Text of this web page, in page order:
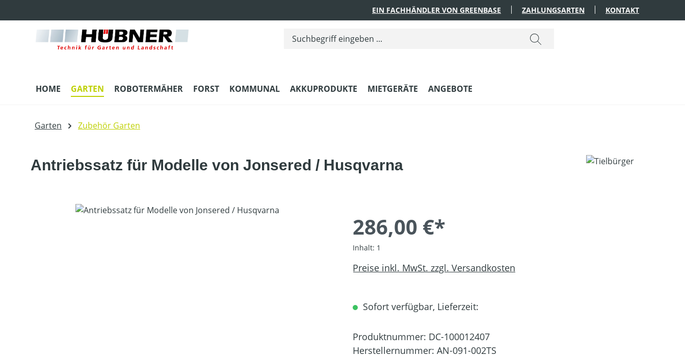
EIN FACHHÄNDLER VON GREENBASE ZAHLUNGSARTEN KONTAKT
HOME GARTEN ROBOTERMÄHER FORST KOMMUNAL AKKUPRODUKTE MIETGERÄTE ANGEBOTE
Garten Zubehör Garten
Antriebssatz für Modelle von Jonsered / Husqvarna
Bildergalerie überspringen
286,00 €*
Inhalt: 1
Preise inkl. MwSt. zzgl. Versandkosten
Sofort verfügbar, Lieferzeit:
Produktnummer: DC-100012407
Herstellernummer: AN-091-002TS